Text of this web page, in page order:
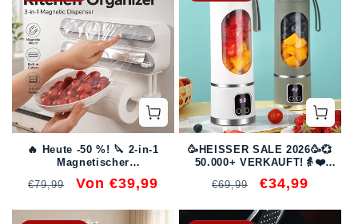
🔥 Heute -50 %! 🔪 2-in-1
Magnetischer
Küchenrollenhalter
Normaler
€79,99 Verkaufspreis
Von €39,99
🥳HEISSER SALE 2026🥳💞
50.000+ VERKAUFT!👵❤️
Entsafter🍹
Normaler
€69,99 Verkaufspreis
€34,99